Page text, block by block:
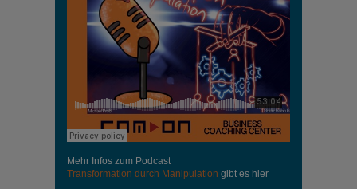
Mehr Infos zum Podcast
Transformation durch Manipulation gibt es hier